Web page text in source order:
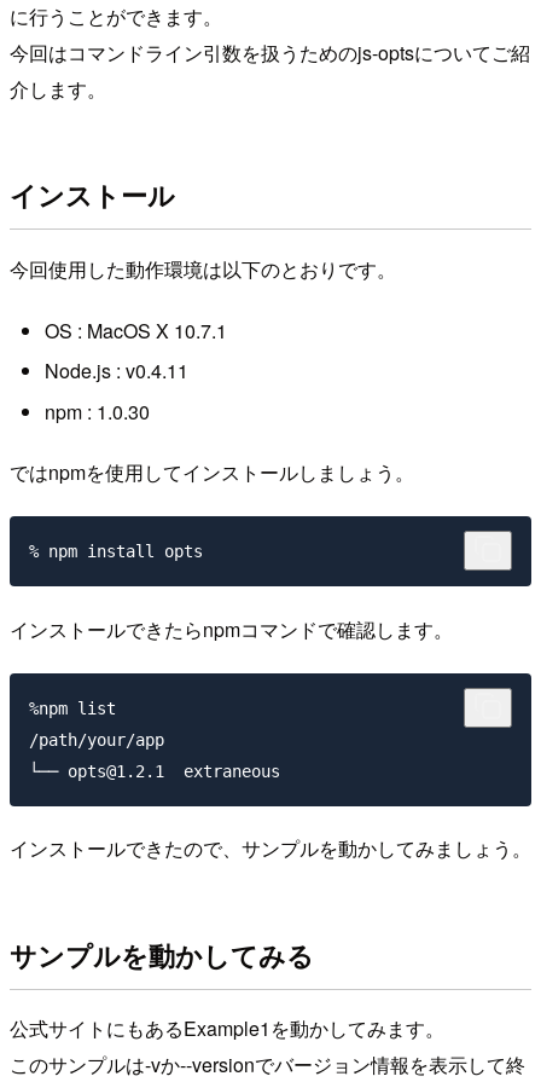
に行うことができます。
今回はコマンドライン引数を扱うためのjs-optsについてご紹
介します。
インストール
今回使用した動作環境は以下のとおりです。
OS : MacOS X 10.7.1
Node.js : v0.4.11
npm : 1.0.30
ではnpmを使用してインストールしましょう。
インストールできたらnpmコマンドで確認します。
%npm list
/path/your/app
インストールできたので、サンプルを動かしてみましょう。
サンプルを動かしてみる
公式サイトにもあるExample1を動かしてみます。
このサンプルは-vか--versionでバージョン情報を表示して終